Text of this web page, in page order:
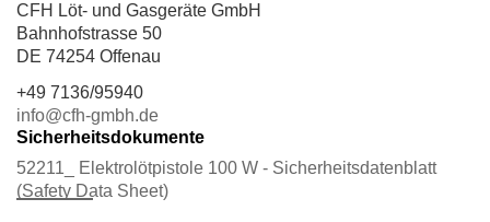
CFH Löt- und Gasgeräte GmbH
Bahnhofstrasse 50
DE 74254 Offenau
+49 7136/95940
info@cfh-gmbh.de
Sicherheitsdokumente
52211_ Elektrolötpistole 100 W - Sicherheitsdatenblatt
(Safety Data Sheet)